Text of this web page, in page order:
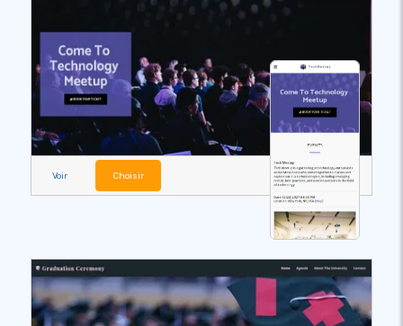
Voir Choisir